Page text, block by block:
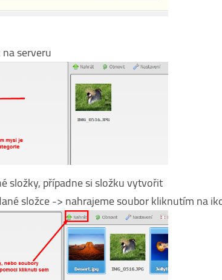
serveru
složky, případne si složku vytvořit
složce -> nahrajeme soubor kliknutím na